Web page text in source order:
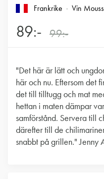
Frankrike Vin
89:- 99:-
"Det här är lätt och
här och nu. Eftersom det
det till tilltugg och mat
hettan i maten dämpar
samförstånd. Servera till
därefter till de
snabbt på grillen." Jenny